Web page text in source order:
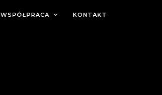
WSPÓŁPRACA KONTAKT